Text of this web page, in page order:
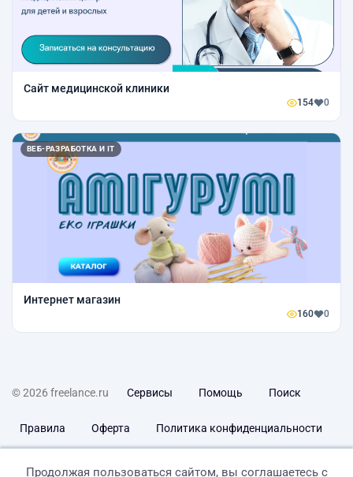
Сайт медицинской клиники
154 0
ВЕБ-РАЗРАБОТКА И IT
Интернет магазин
160 0
© 2026 freelance.ru Сервисы Помощь Поиск
Правила Оферта Политика конфиденциальности
Продолжая пользоваться сайтом, вы соглашаетесь с